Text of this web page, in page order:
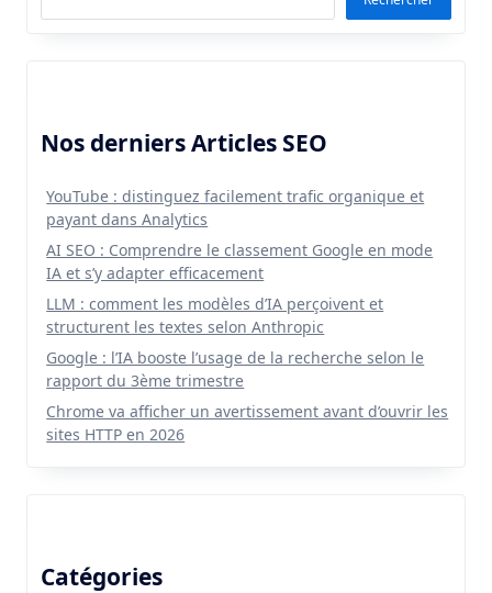
Nos derniers Articles SEO
YouTube : distinguez facilement trafic organique et
payant dans Analytics
AI SEO : Comprendre le classement Google en mode
IA et s’y adapter efficacement
LLM : comment les modèles d’IA perçoivent et
structurent les textes selon Anthropic
Google : l’IA booste l’usage de la recherche selon le
rapport du 3ème trimestre
Chrome va afficher un avertissement avant d’ouvrir les
sites HTTP en 2026
Catégories